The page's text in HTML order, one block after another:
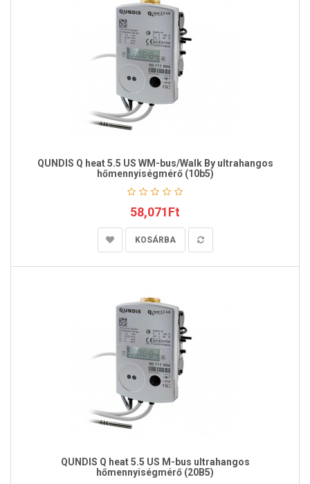
QUNDIS Q heat 5.5 US WM-bus/Walk By ultrahangos
hőmennyiségmérő (10b5)
58,071Ft
KOSÁRBA
QUNDIS Q heat 5.5 US M-bus ultrahangos
hőmennyiségmérő (20B5)